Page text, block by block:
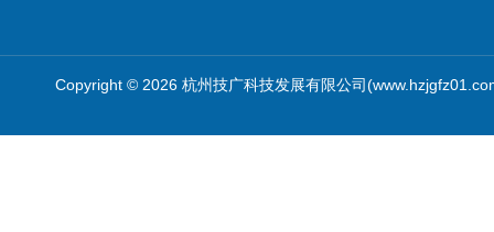
Copyright © 2026 杭州技广科技发展有限公司